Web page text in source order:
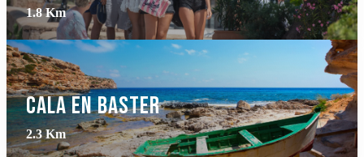
1.8 Km
Cala en Baster
2.3 Km